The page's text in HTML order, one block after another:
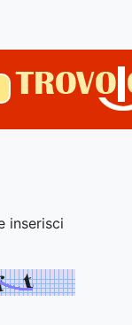
inserisci